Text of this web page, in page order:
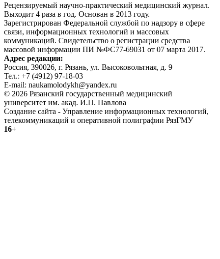
Рецензируемый научно-практический медицинский журнал.
Выходит 4 раза в год. Основан в 2013 году.
Зарегистрирован Федеральной службой по надзору в сфере
связи, информационных технологий и массовых
коммуникаций. Свидетельство о регистрации средства
массовой информации ПИ №ФС77-69031 от 07 марта 2017.
Адрес редакции:
Россия, 390026, г. Рязань, ул. Высоковольтная, д. 9
Тел.: +7 (4912) 97-18-03
E-mail: naukamolodykh@yandex.ru
© 2026 Рязанский государственный медицинский
университет им. акад. И.П. Павлова
Создание сайта - Управление информационных технологий,
телекоммуникаций и оперативной полиграфии РязГМУ
16+